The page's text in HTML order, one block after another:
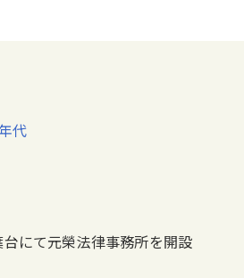
代
にて元榮法律事務所を開設